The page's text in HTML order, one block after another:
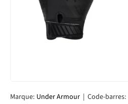
Marque: Under Armour | Code-barres: